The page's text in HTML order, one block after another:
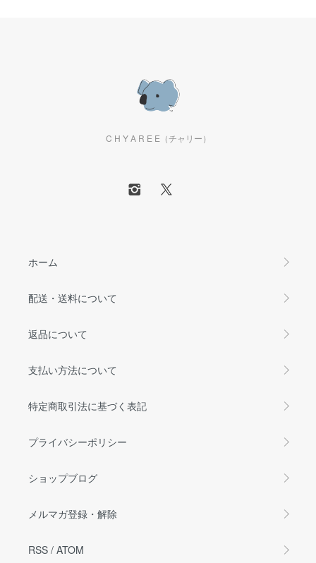
C H Y A R E E（チャリー）
ホーム
配送・送料について
返品について
支払い方法について
特定商取引法に基づく表記
プライバシーポリシー
ショップブログ
メルマガ登録・解除
RSS / ATOM